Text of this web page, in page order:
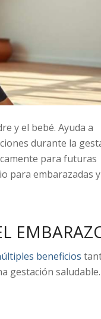
y el bebé. Ayuda a
durante la
para futuras
para embarazadas y
beneficios
gestación saludable.